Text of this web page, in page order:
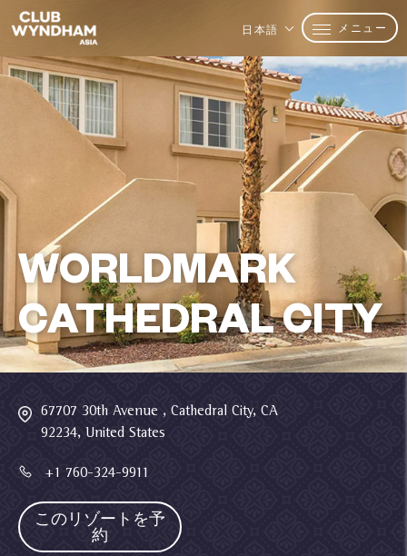
日本語 メニュー
WORLDMARK
CATHEDRAL CITY
67707 30th Avenue , Cathedral City, CA
92234, United States
+1 760-324-9911
このリゾートを予
約